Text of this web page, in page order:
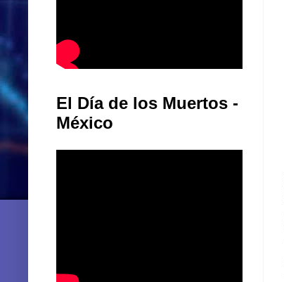
El Día de los Muertos -
México